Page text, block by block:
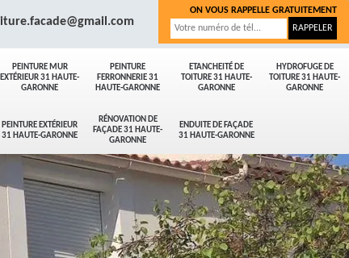
PEINTURE MUR
EXTÉRIEUR 31 HAUTE-
GARONNE
PEINTURE
FERRONNERIE 31
HAUTE-GARONNE
ETANCHEITÉ DE
TOITURE 31 HAUTE-
GARONNE
HYDROFUGE DE
TOITURE 31 HAUTE-
GARONNE
PEINTURE EXTÉRIEUR
31 HAUTE-GARONNE
RÉNOVATION DE
FAÇADE 31 HAUTE-
GARONNE
ENDUITE DE FAÇADE
31 HAUTE-GARONNE
ON VOUS RAPPELLE GRATUITEMENT